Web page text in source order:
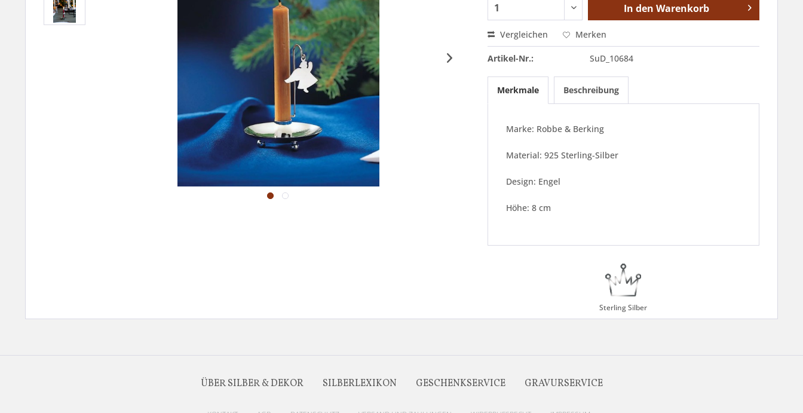
In den Warenkorb
Vergleichen Merken
Artikel-Nr.: SuD_10684
Merkmale Beschreibung
Marke: Robbe & Berking
Material: 925 Sterling-Silber
Design: Engel
Höhe: 8 cm
Sterling Silber
ÜBER SILBER & DEKOR SILBERLEXIKON GESCHENKSERVICE GRAVURSERVICE